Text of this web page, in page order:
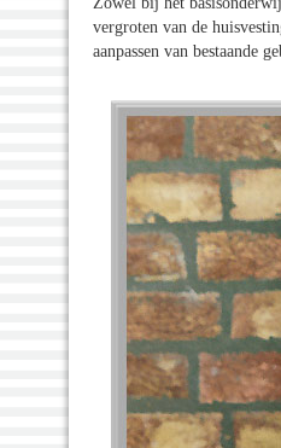
vergroten van de
aanpassen van bestaande